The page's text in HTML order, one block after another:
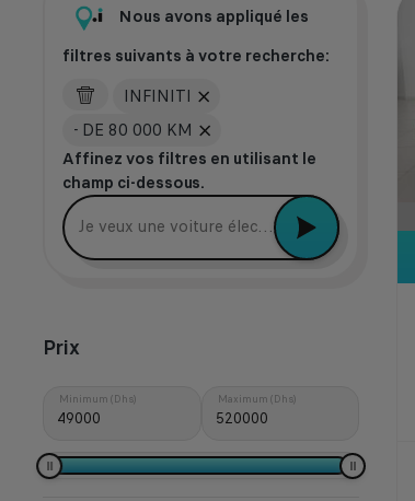
Nous avons appliqué les
filtres suivants à votre recherche:
INFINITI
- DE 80 000 KM
Affinez vos filtres en utilisant le
champ ci-dessous.
Prix
Minimum (Dhs) Maximum (Dhs)